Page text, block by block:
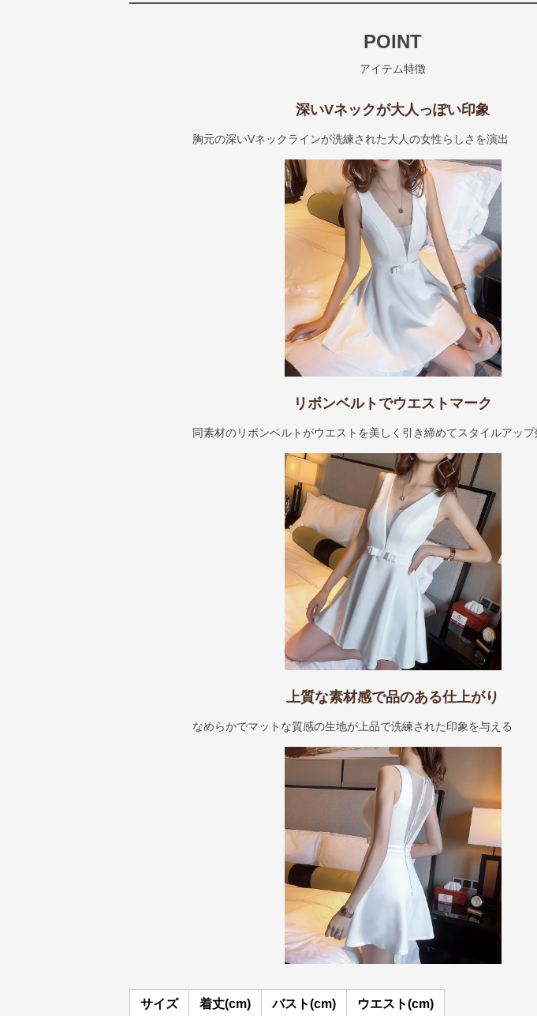
POINT
アイテム特徴
深いVネックが大人っぽい印象
胸元の深いVネックラインが洗練された大人の女性らしさを演出
リボンベルトでウエストマーク
同素材のリボンベルトがウエストを美しく引き締めてスタイルアップ
上質な素材感で品のある仕上がり
なめらかでマットな質感の生地が上品で洗練された印象を与える
サイズ 着丈(cm) バスト(cm) ウエスト(cm)